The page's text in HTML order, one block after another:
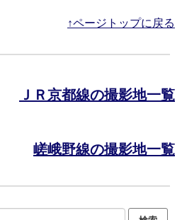
↑ページトップに戻る
ＪＲ京都線の撮影地一覧
嵯峨野線の撮影地一覧